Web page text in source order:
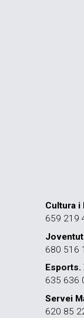
Cultura i
659 219
680 516
Esports.
635 636
Servei
620 85